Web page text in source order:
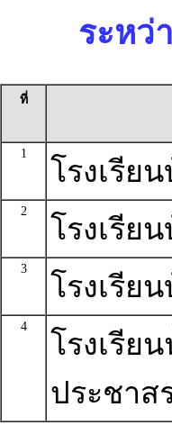
ระหว่
ที่
1
โรงเรีย
2
โรงเรีย
3
โรงเรีย
4
โรงเรีย
ประชาส